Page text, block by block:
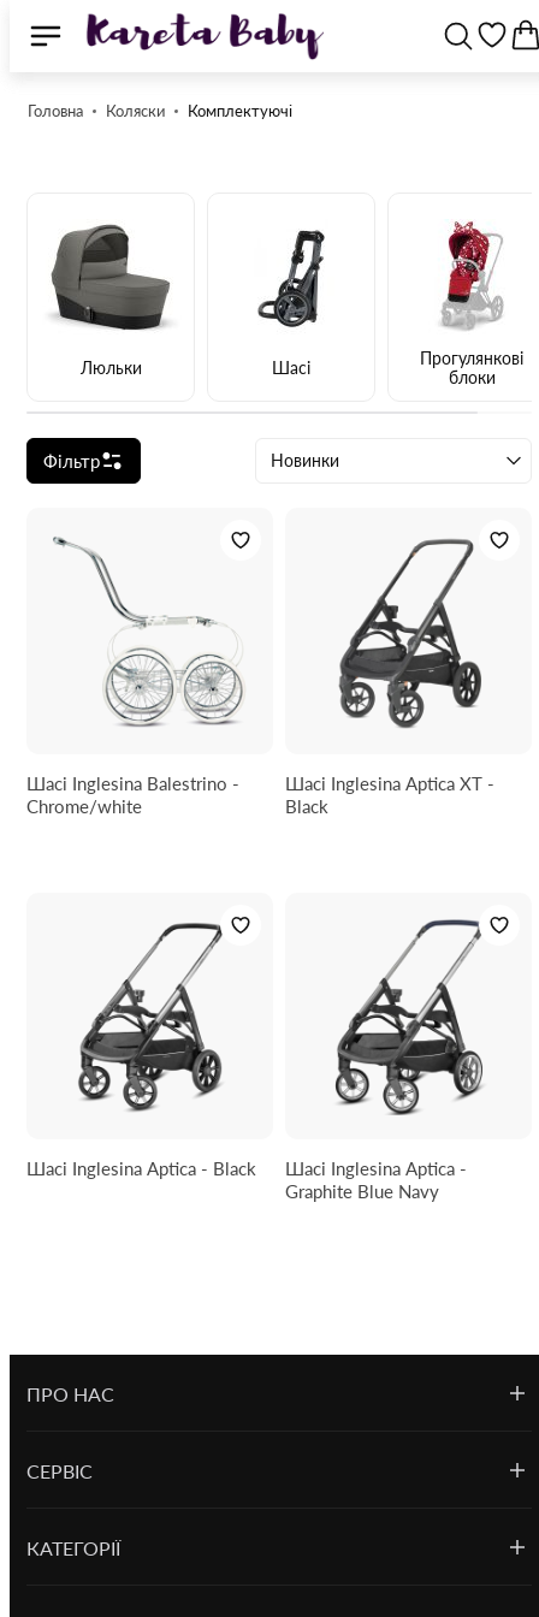
Головна Коляски Комплектуючі
Люльки Шасі
Прогулянкові
блоки
Фільтр Новинки
Шасі Inglesina Balestrino -
Chrome/white
Шасі Inglesina Aptica XT -
Black
Шасі Inglesina Aptica - Black
Шасі Inglesina Aptica -
Graphite Blue Navy
ПРО НАС
СЕРВІС
КАТЕГОРІЇ